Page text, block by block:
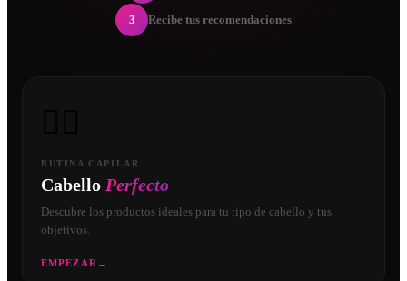
3 Recibe tus recomendaciones
RUTINA CAPILAR
Cabello Perfecto
Descubre los productos ideales para tu tipo de cabello y tus
objetivos.
EMPEZAR →